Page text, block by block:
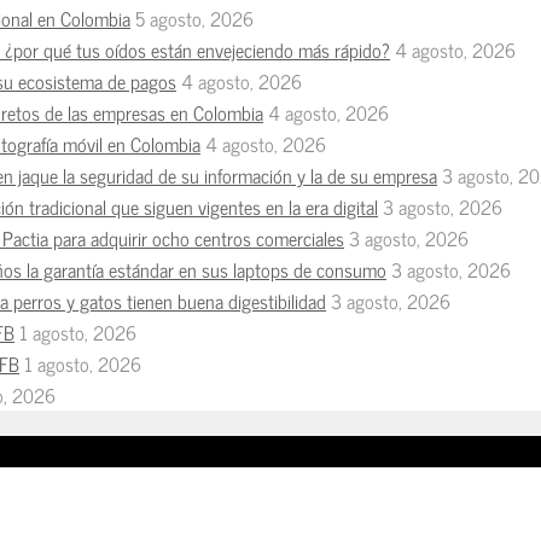
en Colombia5 agosto, 2026
qué tus oídos están envejeciendo más rápido? 4 agosto, 2026
ecosistema de pagos4 agosto, 2026
de las empresas en Colombia4 agosto, 2026
móvil en Colombia4 agosto, 2026
jaque la seguridad de su información y la de su empresa3 agosto,
tradicional que siguen vigentes en la era digital 3 agosto, 2026
para adquirir ocho centros comerciales3 agosto, 2026
la garantía estándar en sus laptops de consumo 3 agosto, 2026
perros y gatos tienen buena digestibilidad 3 agosto, 2026
1 agosto, 2026
1 agosto, 2026
2026